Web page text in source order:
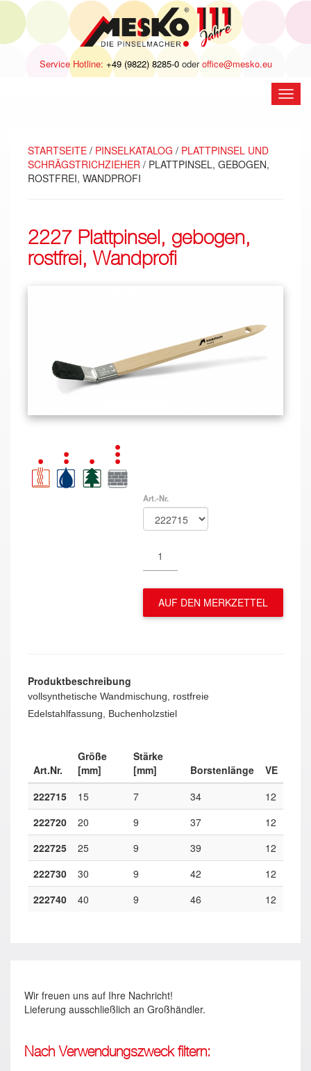
Service Hotline: +49 (9822) 8285-0oderoffice@mesko.eu
STARTSEITE / PINSELKATALOG / PLATTPINSEL UND
SCHRÄGSTRICHZIEHER / PLATTPINSEL, GEBOGEN,
ROSTFREI, WANDPROFI
2227 Plattpinsel, gebogen,
rostfrei, Wandprofi
Art.-Nr.
AUF DEN MERKZETTEL
Produktbeschreibung
vollsynthetische Wandmischung, rostfreie
Edelstahlfassung, Buchenholzstiel
Art.Nr.
Größe
[mm]
Stärke
[mm]
Borstenlänge
VE
222715
15 7 34
12
222720
20 9 37
12
222725
25 9 39
12
222730
30 9 42
12
222740
40 9 46 12
Wir freuen uns auf Ihre Nachricht!
Lieferung ausschließlich an Großhändler.
Nach Verwendungszweck filtern: